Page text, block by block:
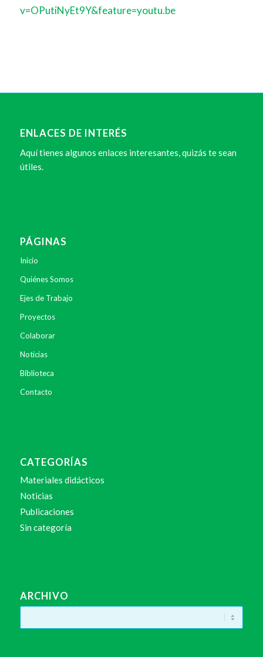
v=OPutiNyEt9Y&feature=youtu.be
ENLACES DE INTERÉS
Aquí tienes algunos enlaces interesantes, quizás te sean
útiles.
PÁGINAS
Inicio
Quiénes Somos
Ejes de Trabajo
Proyectos
Colaborar
Noticias
Biblioteca
Contacto
CATEGORÍAS
Materiales didácticos
Noticias
Publicaciones
Sin categoría
ARCHIVO